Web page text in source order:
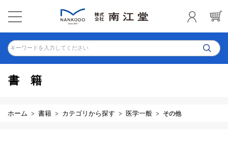
キーワードを入力してください
書籍
ホーム 書籍 カテゴリから探す 医学一般 その他